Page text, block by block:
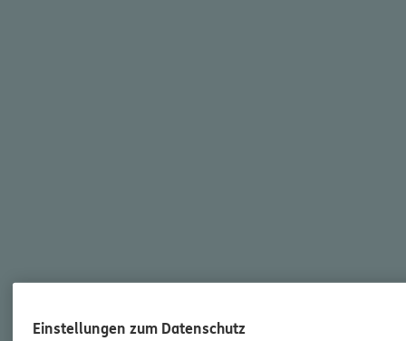
Einstellungen zum Datenschutz